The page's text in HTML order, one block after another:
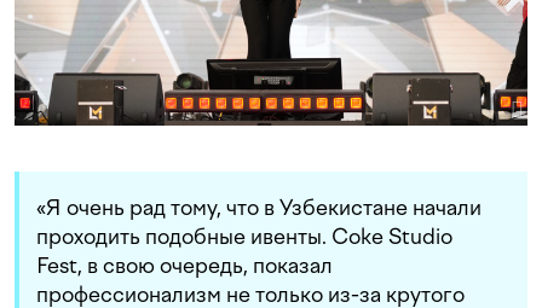
«Я очень рад тому, что в Узбекистане начали
проходить подобные ивенты. Coke Studio
Fest, в свою очередь, показал
профессионализм не только из-за крутого